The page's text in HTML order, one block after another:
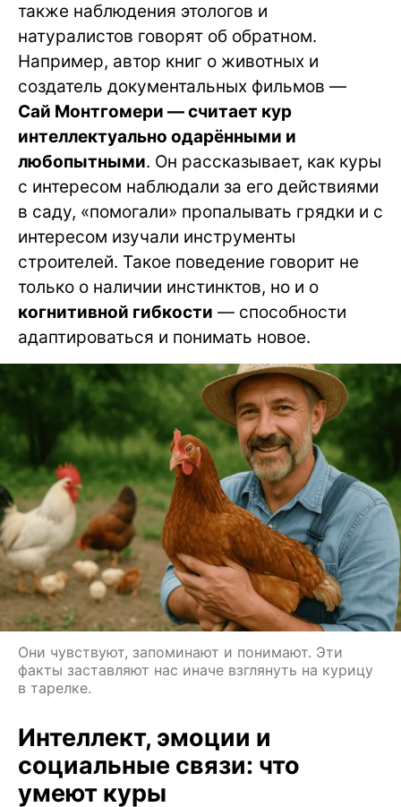
также наблюдения этологов и
натуралистов говорят об обратном.
Например, автор книг о животных и
создатель документальных фильмов —
Сай Монтгомери — считает кур
интеллектуально одарёнными и
любопытными. Он рассказывает, как куры
с интересом наблюдали за его действиями
в саду, «помогали» пропалывать грядки и с
интересом изучали инструменты
строителей. Такое поведение говорит не
только о наличии инстинктов, но и о
когнитивной гибкости — способности
адаптироваться и понимать новое.
Они чувствуют, запоминают и понимают. Эти
факты заставляют нас иначе взглянуть на курицу
в тарелке.
Интеллект, эмоции и
социальные связи: что
умеют куры